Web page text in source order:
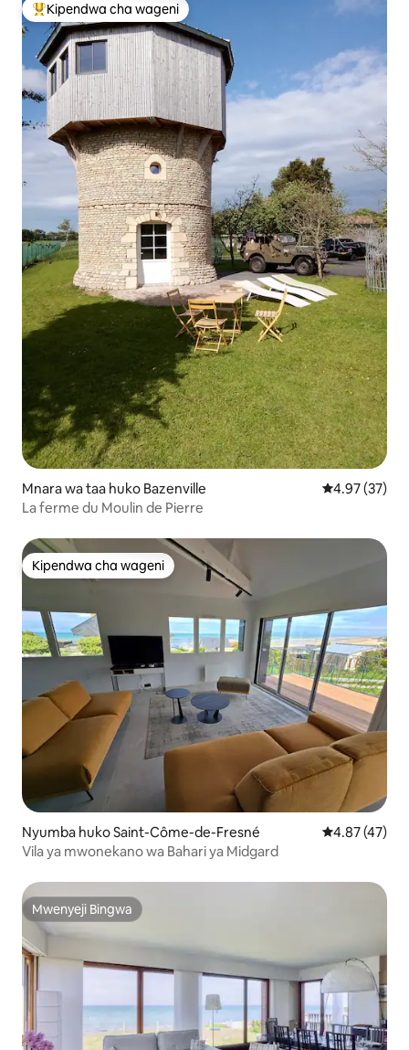
Kipendwa maarufu cha wageni
Kipendwa cha wageni
Mnara wa taa huko Bazenville Ukadiriaji wa
4.97 (37)
La ferme du Moulin de Pierre
Kipendwa cha wageni
Kipendwa cha wageni
Nyumba huko Saint-Côme-de-Fresné Ukadiriaji wa
4.87 (47)
Vila ya mwonekano wa Bahari ya Midgard
Mwenyeji Bingwa
Mwenyeji Bingwa